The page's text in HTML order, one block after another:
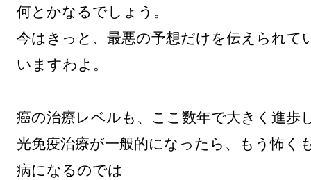
何とかなるでしょう。
今はきっと、最悪の予想だけを伝えられて
いますわよ。
癌の治療レベルも、ここ数年で大きく進歩
光免疫治療が一般的になったら、もう怖く
病になるのでは